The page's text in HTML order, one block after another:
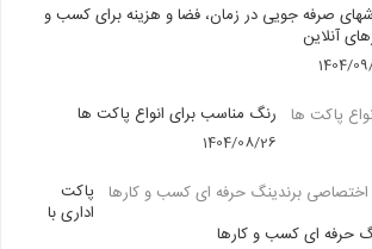
صرفه جویی در زمان، فضا و هزینه برای کسب و
آنلاین
1404/
رنگ مناسب برای انواع پاکت ها
1404/08/26
پاکت
اداری با
حرفه ای کسب و کارها